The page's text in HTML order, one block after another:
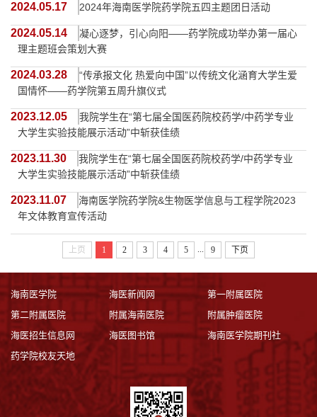
2024.05.17 2024年海南医学院药学院五四主题团日活动
2024.05.14
凝心逐梦，引心向阳——药学院成功举办第一届心
理主题班会策划大赛
2024.03.28
“传承报文化 热爱向中国”以传统文化涵育大学生爱
国情怀——药学院第五周升旗仪式
2023.12.05
我院学生在“第七届全国医药院校药学/中药学专业
大学生实验技能展示活动”中斩获佳绩
2023.11.30
我院学生在“第七届全国医药院校药学/中药学专业
大学生实验技能展示活动”中斩获佳绩
2023.11.07
海南医学院药学院&生物医学信息与工程学院2023
年文体教育宣传活动
上页 1 2 3 4 5 9 下页
海南医学院 海医新闻网
第一附属医院
第二附属医院
附属海南医院
附属肿瘤医院
海医招生信息网
海医图书馆
海南医学院期刊社
药学院校友天地